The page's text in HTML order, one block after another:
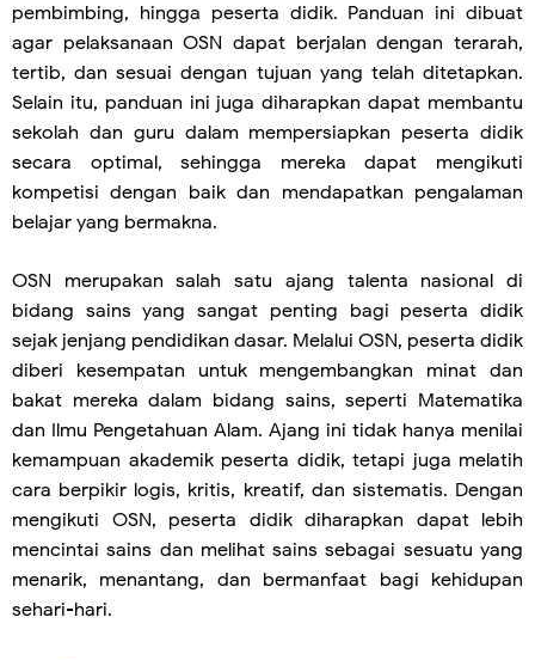
pembimbing, hingga peserta didik. Panduan ini dibuat
agar pelaksanaan OSN dapat berjalan dengan terarah,
tertib, dan sesuai dengan tujuan yang telah ditetapkan.
Selain itu, panduan ini juga diharapkan dapat membantu
sekolah dan guru dalam mempersiapkan peserta didik
secara optimal, sehingga mereka dapat mengikuti
kompetisi dengan baik dan mendapatkan pengalaman
belajar yang bermakna.
OSN merupakan salah satu ajang talenta nasional di
bidang sains yang sangat penting bagi peserta didik
sejak jenjang pendidikan dasar. Melalui OSN, peserta didik
diberi kesempatan untuk mengembangkan minat dan
bakat mereka dalam bidang sains, seperti Matematika
dan Ilmu Pengetahuan Alam. Ajang ini tidak hanya menilai
kemampuan akademik peserta didik, tetapi juga melatih
cara berpikir logis, kritis, kreatif, dan sistematis. Dengan
mengikuti OSN, peserta didik diharapkan dapat lebih
mencintai sains dan melihat sains sebagai sesuatu yang
menarik, menantang, dan bermanfaat bagi kehidupan
sehari-hari.